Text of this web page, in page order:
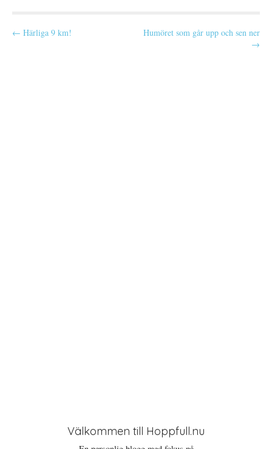
P
← Härliga 9 km!
Humöret som går upp och sen ner
→
Välkommen till Hoppfull.nu